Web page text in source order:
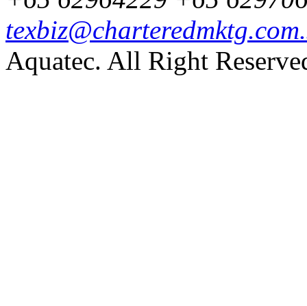
Aquatec. All Right